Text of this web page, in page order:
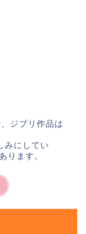
ジブリ作品は
みにしてい
ります。